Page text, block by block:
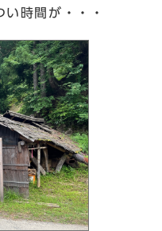
時間が・・・